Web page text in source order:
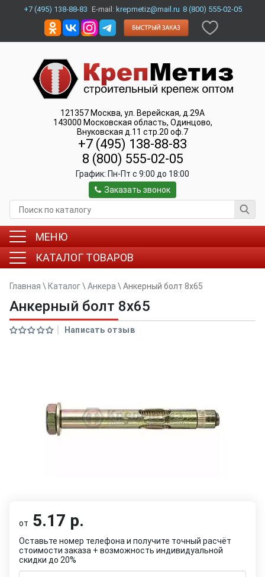
+7 (495) 138-88-83 E-mail: krepmetiz@mail.ru 8 (800) 555-02-05
121357 Москва, ул. Верейская, д.29А
143000 Московская область, Одинцово,
Внуковская д.11 стр.20 оф.7
+7 (495) 138-88-83
8 (800) 555-02-05
График: Пн-Пт c 9:00 до 18:00
Заказать звонок
МЕНЮ
КАТАЛОГ ТОВАРОВ
Главная \ Каталог\ Анкера \ Анкерный болт 8x65
Анкерный болт 8x65
Написать отзыв
от 5.17 р.
Оставьте номер телефона и получите точный расчёт
стоимости заказа + возможность индивидуальной
скидки до 20%